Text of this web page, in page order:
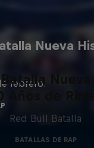
Nueva
Años de
Red Bull Batalla
BATALLAS DE RAP